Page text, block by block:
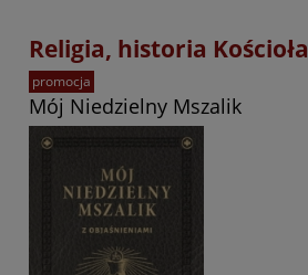
Religia, historia Kościoła
Mój Niedzielny Mszalik
promocja